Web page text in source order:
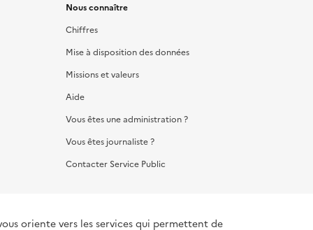
Nous connaître
Chiffres
Mise à disposition des données
Missions et valeurs
Aide
Vous êtes une administration ?
Vous êtes journaliste ?
Contacter Service Public
oriente vers les services qui permettent de